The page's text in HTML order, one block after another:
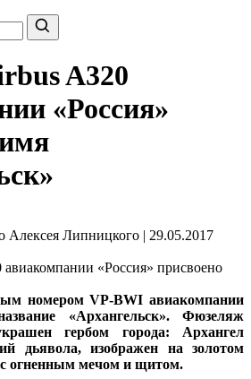
A320
«Россия»
Липницкого | 29.05.2017
номером VP-BWI авиакомпании
«Архангельск». Фюзеляж
гербом города: Архангел
дьявола, изображен на золотом
с огненным мечом и щитом.